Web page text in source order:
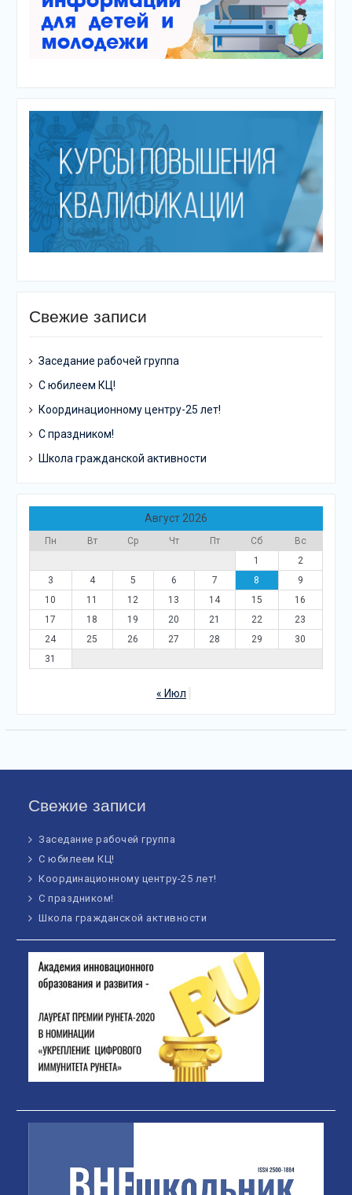
Свежие записи
Заседание рабочей группа
С юбилеем КЦ!
Координационному центру-25 лет!
С праздником!
Школа гражданской активности
Август 2026
Пн Вт Ср Чт Пт Сб
Вс
1
2
3
4 5 6 7 8
9
10
11 12 13 14 15
16
17
18 19 20 21 22
23
24
25 26 27 28 29
30
31
« Июл
Свежие записи
Заседание рабочей группа
С юбилеем КЦ!
Координационному центру-25 лет!
С праздником!
Школа гражданской активности